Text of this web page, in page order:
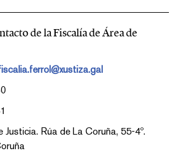
de la Fiscalía de Área de
Justicia. Rúa de La Coruña, 55-4º.